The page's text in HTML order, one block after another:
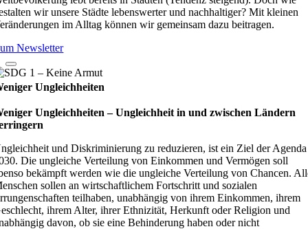
wir unsere Städte lebenswerter und nachhaltiger? Mit kleinen
im Alltag können wir gemeinsam dazu beitragen.
Newsletter
Ungleichheiten
Ungleichheiten – Ungleich­heit in und zwi­schen Län­dern
und Diskriminierung zu reduzieren, ist ein Ziel der Agenda
Die ungleiche Verteilung von Einkommen und Vermögen soll
bekämpft werden wie die ungleiche Verteilung von Chancen.
sollen an wirtschaftlichem Fortschritt und sozialen
teilhaben, unabhängig von ihrem Einkommen, ihrem
ihrem Alter, ihrer Ethnizität, Herkunft oder Religion und
davon, ob sie eine Behinderung haben oder nicht